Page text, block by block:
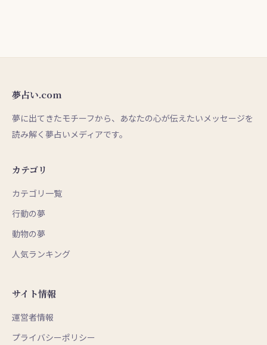
夢占い.com
夢に出てきたモチーフから、あなたの心が伝えたいメッセージを
読み解く夢占いメディアです。
カテゴリ
カテゴリ一覧
行動の夢
動物の夢
人気ランキング
サイト情報
運営者情報
プライバシーポリシー